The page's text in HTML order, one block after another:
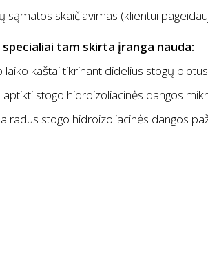
sąmatos skaičiavimas (klientui
tam skirta įranga nauda:
kaštai tikrinant didelius stogų
stogo hidroizoliacinės dangos
radus stogo hidroizoliacinės dangos